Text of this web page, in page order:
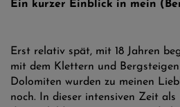
Ein kurzer Einblick in mein
Erst relativ spät, mit 18 Jahren
mit dem Klettern und
Dolomiten wurden zu meinen
noch. In dieser intensiven Zeit